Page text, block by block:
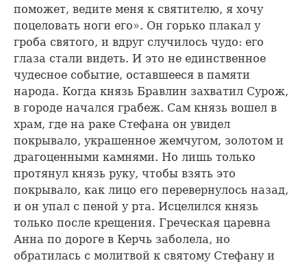
поможет, ведите меня к святителю, я хочу
поцеловать ноги его». Он горько плакал у
гроба святого, и вдруг случилось чудо: его
глаза стали видеть. И это не единственное
чудесное событие, оставшееся в памяти
народа. Когда князь Бравлин захватил Сурож,
в городе начался грабеж. Сам князь вошел в
храм, где на раке Стефана он увидел
покрывало, украшенное жемчугом, золотом и
драгоценными камнями. Но лишь только
протянул князь руку, чтобы взять это
покрывало, как лицо его перевернулось назад,
и он упал с пеной у рта. Исцелился князь
только после крещения. Греческая царевна
Анна по дороге в Керчь заболела, но
обратилась с молитвой к святому Стефану и